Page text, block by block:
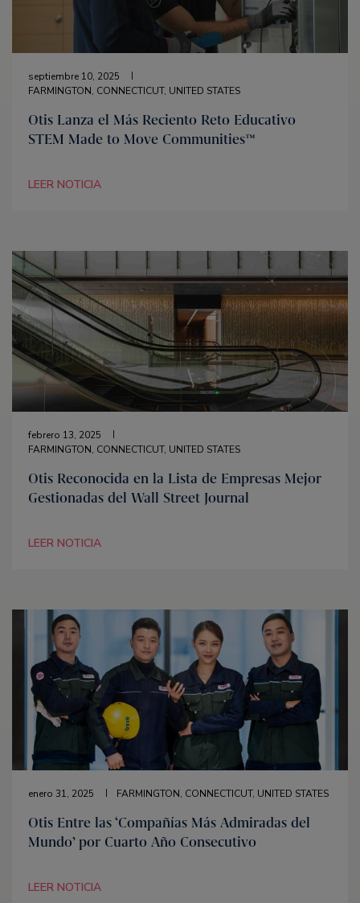
septiembre 10, 2025
FARMINGTON, CONNECTICUT, UNITED STATES
Otis Lanza el Más Reciento Reto Educativo
STEM Made to Move Communities™
LEER NOTICIA
febrero 13, 2025
FARMINGTON, CONNECTICUT, UNITED STATES
Otis Reconocida en la Lista de Empresas Mejor
Gestionadas del Wall Street Journal
LEER NOTICIA
enero 31, 2025 FARMINGTON, CONNECTICUT, UNITED STATES
Otis Entre las ‘Compañías Más Admiradas del
Mundo’ por Cuarto Año Consecutivo
LEER NOTICIA